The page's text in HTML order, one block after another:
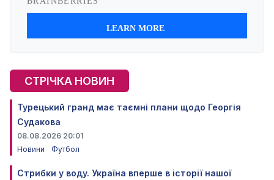
СТРІЧКА НОВИН
Турецький гранд має таємні плани щодо Георгія
Судакова
08.08.2026 20:01
Новини
Футбол
Стрибки у воду. Україна вперше в історії нашої